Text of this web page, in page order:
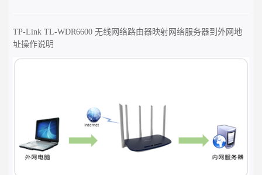
TP-Link TL-WDR6600 无线网络路由器映射网络服务器到外网地
址操作说明